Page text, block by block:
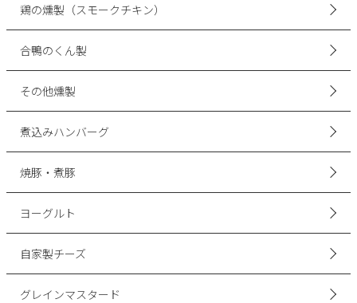
鶏の燻製（スモークチキン）
合鴨のくん製
その他燻製
煮込みハンバーグ
焼豚・煮豚
ヨーグルト
自家製チーズ
グレインマスタード